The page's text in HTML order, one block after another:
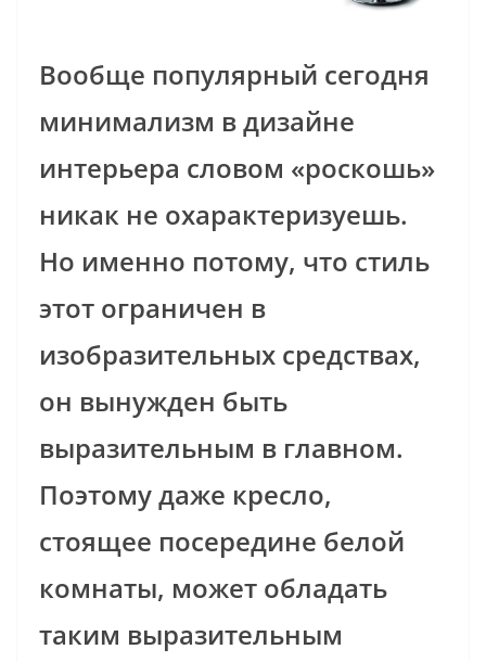
Вообще популярный сегодня
минимализм в дизайне
интерьера словом «роскошь»
никак не охарактеризуешь.
Но именно потому, что стиль
этот ограничен в
изобразительных средствах,
он вынужден быть
выразительным в главном.
Поэтому даже кресло,
стоящее посередине белой
комнаты, может обладать
таким выразительным